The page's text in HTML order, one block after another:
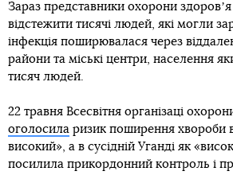
Зараз представники охорони
відстежити тисячі людей, які могли
інфекція поширювалася через
райони та міські центри, населення
тисяч людей.
22 травня Всесвітня організаці
оголосила ризик поширення хвороби
високий», а в сусідній Уганді як
посилила прикордонний контроль і